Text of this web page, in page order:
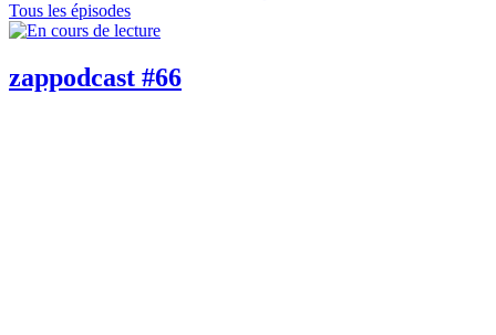
Tous les épisodes
zappodcast #66